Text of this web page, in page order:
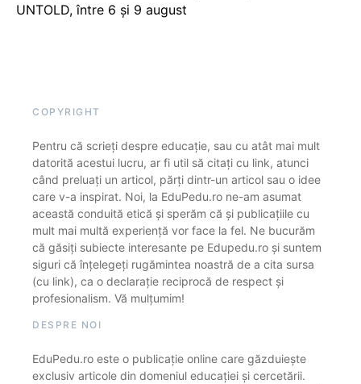
UNTOLD, între 6 și 9 august
COPYRIGHT
Pentru că scrieți despre educație, sau cu atât mai mult
datorită acestui lucru, ar fi util să citați cu link, atunci
când preluați un articol, părți dintr-un articol sau o idee
care v-a inspirat. Noi, la EduPedu.ro ne-am asumat
această conduită etică și sperăm că și publicațiile cu
mult mai multă experiență vor face la fel. Ne bucurăm
că găsiți subiecte interesante pe Edupedu.ro și suntem
siguri că înțelegeți rugămintea noastră de a cita sursa
(cu link), ca o declarație reciprocă de respect și
profesionalism. Vă mulțumim!
DESPRE NOI
EduPedu.ro este o publicație online care găzduiește
exclusiv articole din domeniul educației și cercetării.